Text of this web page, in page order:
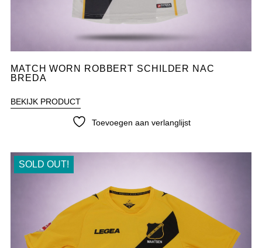
MATCH WORN ROBBERT SCHILDER NAC
BREDA
BEKIJK PRODUCT
Toevoegen aan verlanglijst
SOLD OUT!